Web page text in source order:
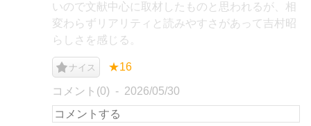
いので文献中心に取材したものと思われるが、相
変わらずリアリティと読みやすさがあって吉村昭
らしさを感じる。
ナイス ★16
コメント(0) 2026/05/30